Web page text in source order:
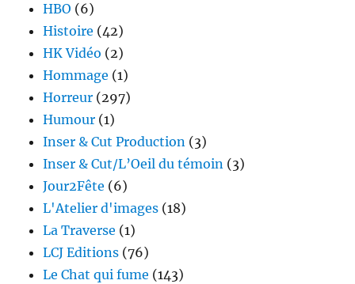
HBO (6)
Histoire (42)
HK Vidéo (2)
Hommage (1)
Horreur (297)
Humour (1)
Inser & Cut Production (3)
Inser & Cut/L’Oeil du témoin (3)
Jour2Fête (6)
L'Atelier d'images (18)
La Traverse (1)
LCJ Editions (76)
Le Chat qui fume (143)